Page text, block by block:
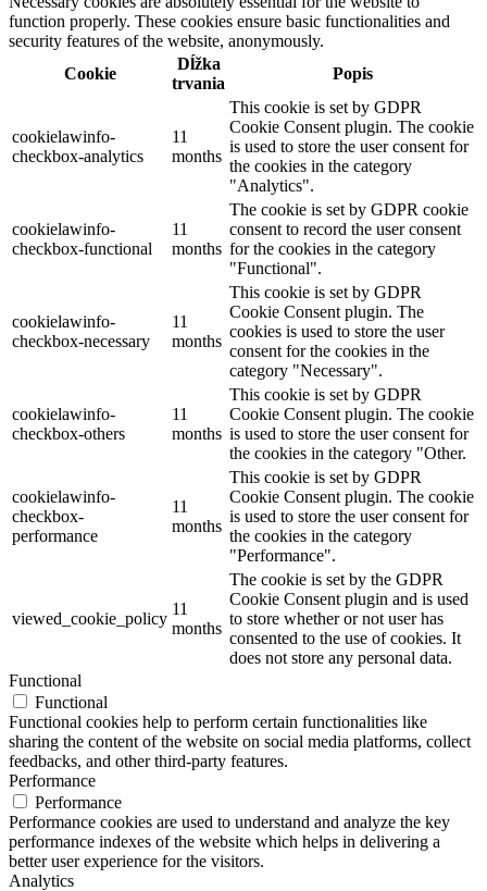
function properly. These cookies ensure basic functionalities and
security features of the website, anonymously.
Cookie
Dĺžka
trvania
Popis
cookielawinfo-
checkbox-analytics
11
months
This cookie is set by GDPR
Cookie Consent plugin. The cookie
is used to store the user consent for
the cookies in the category
"Analytics".
cookielawinfo-
checkbox-functional
11
months
The cookie is set by GDPR cookie
consent to record the user consent
for the cookies in the category
"Functional".
cookielawinfo-
checkbox-necessary
11
months
This cookie is set by GDPR
Cookie Consent plugin. The
cookies is used to store the user
consent for the cookies in the
category "Necessary".
cookielawinfo-
checkbox-others
11
months
This cookie is set by GDPR
Cookie Consent plugin. The cookie
is used to store the user consent for
the cookies in the category "Other.
cookielawinfo-
checkbox-
performance
11
months
This cookie is set by GDPR
Cookie Consent plugin. The cookie
is used to store the user consent for
the cookies in the category
"Performance".
viewed_cookie_policy
11
months
The cookie is set by the GDPR
Cookie Consent plugin and is used
to store whether or not user has
consented to the use of cookies. It
does not store any personal data.
Functional
Functional
Functional cookies help to perform certain functionalities like
sharing the content of the website on social media platforms, collect
feedbacks, and other third-party features.
Performance
Performance
Performance cookies are used to understand and analyze the key
performance indexes of the website which helps in delivering a
better user experience for the visitors.
Analytics